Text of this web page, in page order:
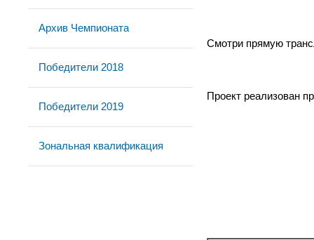
Архив Чемпионата
Победители 2018
Победители 2019
Зональная квалификация
Смотри прямую
Проект реализован